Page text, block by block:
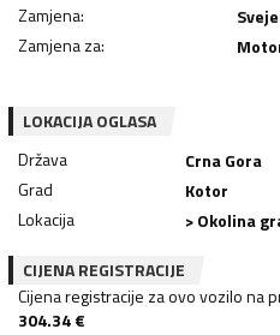
Zamjena:
Zamjena za:
LOKACIJA OGLASA
Država
Crna Gora
Grad
Kotor
Lokacija
> Okolina
CIJENA REGISTRACIJE
Cijena registracije za ovo vozilo na
304.34€